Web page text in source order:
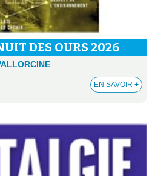
DES OURS 2026
EN SAVOIR +